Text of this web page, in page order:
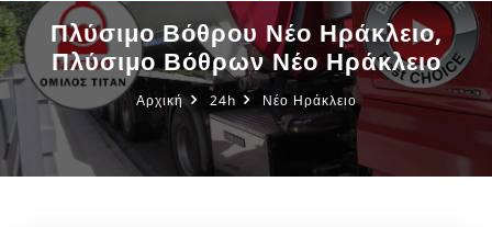
Πλύσιμο Βόθρου Νέο Ηράκλειο,
Πλύσιμο Βόθρων Νέο Ηράκλειο
Αρχική 24h Νέο Ηράκλειο